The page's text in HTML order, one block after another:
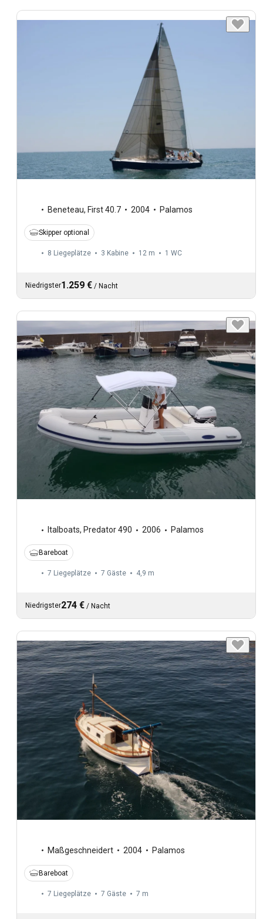
Beneteau, First 40.7 2004 Palamos
Skipper optional
8 Liegeplätze 3 Kabine 12 m 1 WC
Niedrigster1.259 € / Nacht
Italboats, Predator 490 2006 Palamos
Bareboat
7 Liegeplätze 7 Gäste 4,9 m
Niedrigster274 € / Nacht
Maßgeschneidert 2004 Palamos
Bareboat
7 Liegeplätze 7 Gäste 7 m